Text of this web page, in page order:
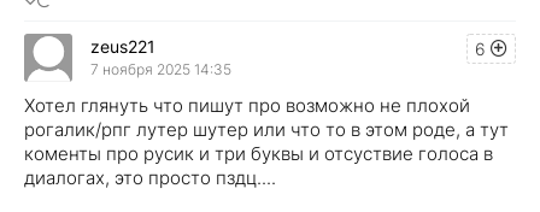
6
zeus221
7 ноября 2025 14:35
Хотел глянуть что пишут про возможно не плохой
рогалик/рпг лутер шутер или что то в этом роде, а тут
коменты про русик и три буквы и отсуствие голоса в
диалогах, это просто пздц....